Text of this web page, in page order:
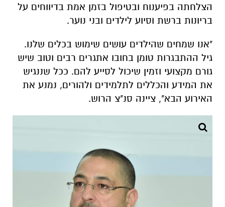
הצלחתה בפיענוח ובטיפול בזמן אמת בדיווחים על
בריונות ברשת וסיוע לילדים ובני נוער.
"אנו שמחים שהילדים עושים שימוש בכלים שלנו.
גיל ההתבגרות טומן בחובו אתגרים רבים וטוב שיש
גורם מקצועי וזמין שיכול לסייע להם. ככל שננגיש
את המידע והכללים לתלמידים ולהורים, נמנע את
האירוע הבא", ציינה סנ"צ הרוש.